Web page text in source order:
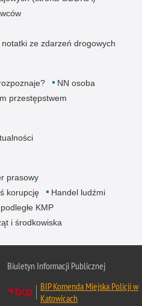
ze zdarzeń drogowych
NN osoba
przestępstwem
prasowy
korupcję
Handel ludźmi
KMP
i środkowiska
Biuletyn Informacji Publicznej
BIP Komenda Miejska Policji w
Katowicach